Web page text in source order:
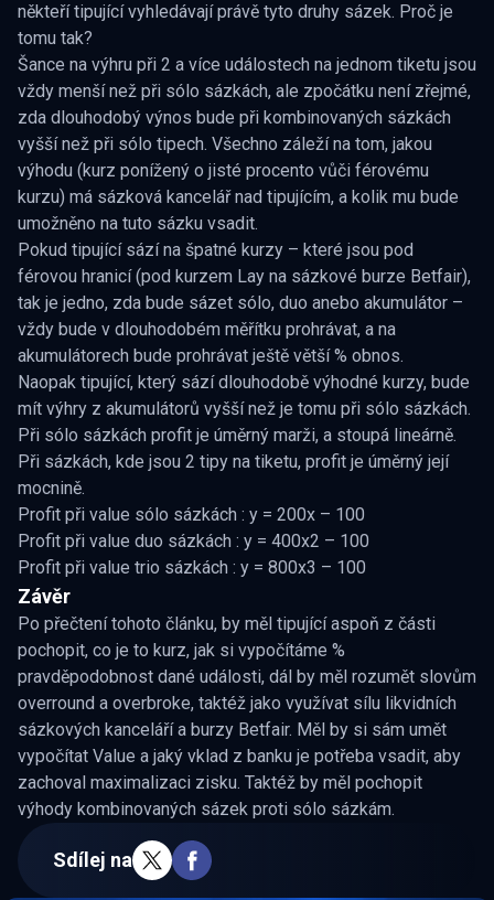
někteří tipující vyhledávají právě tyto druhy sázek. Proč je
tomu tak?
Šance na výhru při 2 a více událostech na jednom tiketu jsou
vždy menší než při sólo sázkách, ale zpočátku není zřejmé,
zda dlouhodobý výnos bude při kombinovaných sázkách
vyšší než při sólo tipech. Všechno záleží na tom, jakou
výhodu (kurz ponížený o jisté procento vůči férovému
kurzu) má sázková kancelář nad tipujícím, a kolik mu bude
umožněno na tuto sázku vsadit.
Pokud tipující sází na špatné kurzy – které jsou pod
férovou hranicí (pod kurzem Lay na sázkové burze Betfair),
tak je jedno, zda bude sázet sólo, duo anebo akumulátor –
vždy bude v dlouhodobém měřítku prohrávat, a na
akumulátorech bude prohrávat ještě větší % obnos.
Naopak tipující, který sází dlouhodobě výhodné kurzy, bude
mít výhry z akumulátorů vyšší než je tomu při sólo sázkách.
Při sólo sázkách profit je úměrný marži, a stoupá lineárně.
Při sázkách, kde jsou 2 tipy na tiketu, profit je úměrný její
mocnině.
Profit při value sólo sázkách : y = 200x – 100
Profit při value duo sázkách : y = 400x2 – 100
Profit při value trio sázkách : y = 800x3 – 100
Závěr
Po přečtení tohoto článku, by měl tipující aspoň z části
pochopit, co je to kurz, jak si vypočítáme %
pravděpodobnost dané události, dál by měl rozumět slovům
overround a overbroke, taktéž jako využívat sílu likvidních
sázkových kanceláří a burzy Betfair. Měl by si sám umět
vypočítat Value a jaký vklad z banku je potřeba vsadit, aby
zachoval maximalizaci zisku. Taktéž by měl pochopit
výhody kombinovaných sázek proti sólo sázkám.
Sdílej na